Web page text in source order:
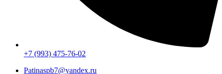
+7 (993) 475-76-02
Patinaspb7@yandex.ru